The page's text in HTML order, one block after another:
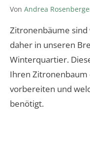
Von Andrea
Zitronenbäume
daher in unseren
Winterquartier.
Ihren
vorbereiten und
benötigt.